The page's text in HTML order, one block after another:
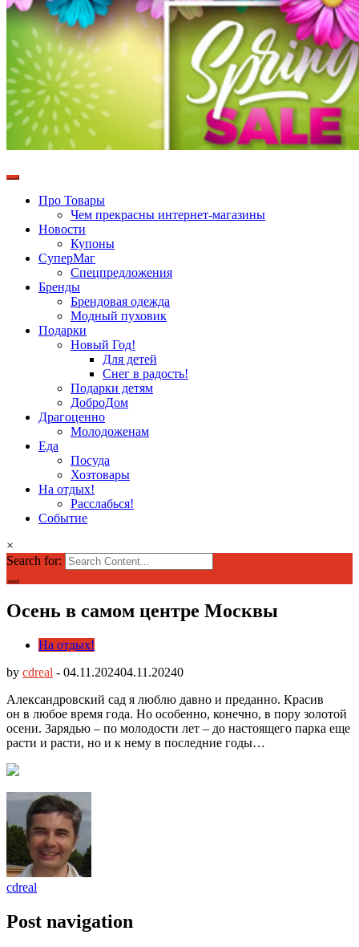
Про Товары
Чем прекрасны интернет-магазины
Новости
Купоны
СуперМаг
Спецпредложения
Бренды
Брендовая одежда
Модный пуховик
Подарки
Новый Год!
Для детей
Снег в радость!
Подарки детям
ДоброДом
Драгоценно
Молодоженам
Еда
Посуда
Хозтовары
На отдых!
Расслабься!
Событие
×
Search for:
Осень в самом центре Москвы
На отдых!
by cdreal - 04.11.202404.11.20240
Александровский сад я люблю давно и преданно. Красив
он в любое время года. Но особенно, конечно, в пору золотой
осени. Зарядью – по молодости лет – до настоящего парка еще
расти и расти, но и к нему в последние годы…
cdreal
Post navigation